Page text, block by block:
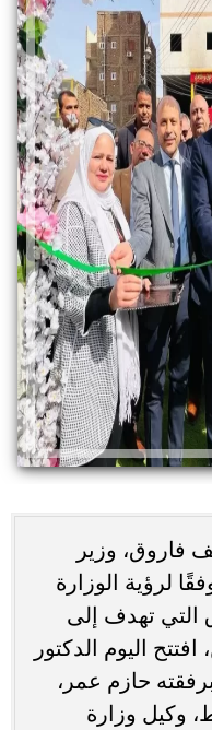
فاروق، وزير
لرؤية الوزارة
التي تهدف إلى
اليوم الدكتور
حازم عمر،
وكيل وزارة